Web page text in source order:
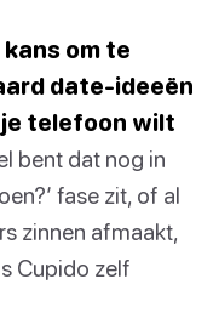
om te
date-ideeën
telefoon wilt
bent dat nog in
fase zit, of al
zinnen afmaakt,
Cupido zelf